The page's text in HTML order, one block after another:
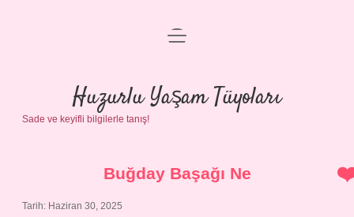
Anasayfa
Gizlilik Politikası
Yasal Uyarı
menüyü
Huzurlu Yaşam Tüyoları
Sade ve keyifli bilgilerle tanış!
Buğday Başağı Ne
Tarih: Haziran 30, 2025